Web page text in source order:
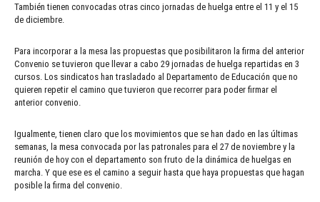
También tienen convocadas otras cinco jornadas de huelga entre el 11 y el 15
de diciembre.
Para incorporar a la mesa las propuestas que posibilitaron la firma del anterior
Convenio se tuvieron que llevar a cabo 29 jornadas de huelga repartidas en 3
cursos. Los sindicatos han trasladado al Departamento de Educación que no
quieren repetir el camino que tuvieron que recorrer para poder firmar el
anterior convenio.
Igualmente, tienen claro que los movimientos que se han dado en las últimas
semanas, la mesa convocada por las patronales para el 27 de noviembre y la
reunión de hoy con el departamento son fruto de la dinámica de huelgas en
marcha. Y que ese es el camino a seguir hasta que haya propuestas que hagan
posible la firma del convenio.